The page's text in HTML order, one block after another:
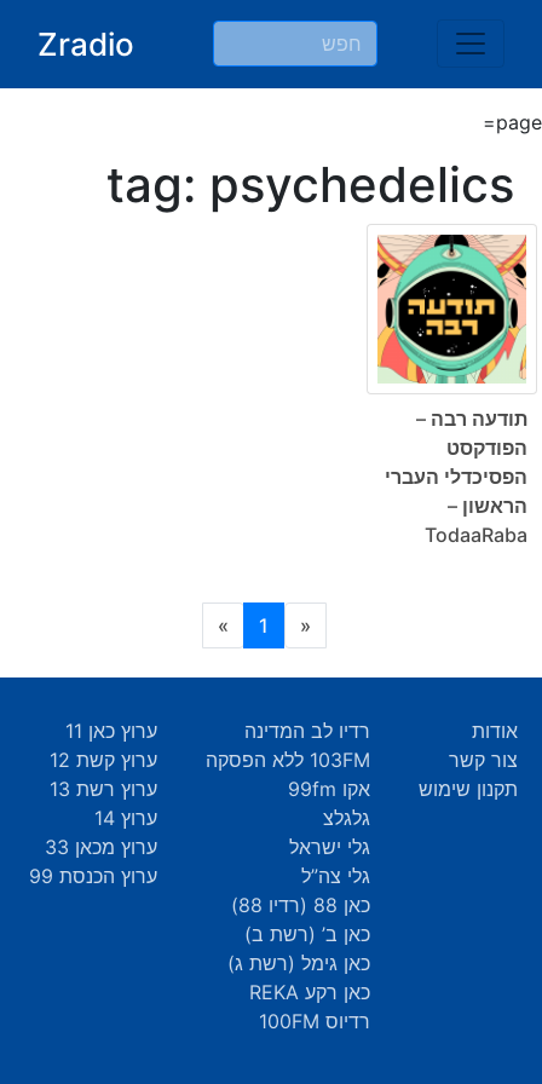
Zradio
page=
tag: psychedelics
תודעה רבה –
הפודקסט
הפסיכדלי העברי
הראשון –
TodaaRaba
«
1
»
אודות
צור קשר
תקנון שימוש
רדיו לב המדינה
103FM ללא הפסקה
אקו 99fm
גלגלצ
גלי ישראל
גלי צה”ל
כאן 88 (רדיו 88)
כאן ב’ (רשת ב)
כאן גימל (רשת ג)
כאן רקע REKA
רדיוס 100FM
ערוץ כאן 11
ערוץ קשת 12
ערוץ רשת 13
ערוץ 14
ערוץ מכאן 33
ערוץ הכנסת 99